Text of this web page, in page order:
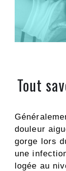
Tout
douleur
gorge lors
une
logée au